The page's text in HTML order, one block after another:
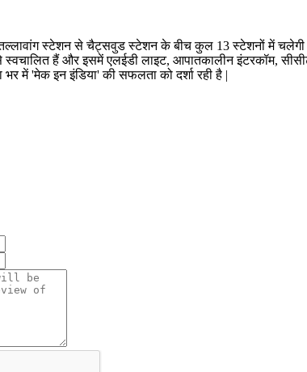
स्टेशन से चैट्सवुड स्टेशन के बीच कुल 13 स्टेशनों में
स्वचालित हैं और इसमें एलईडी लाइट, आपातकालीन इंटरकॉम,
भर में 'मेक इन इंडिया' की सफलता को दर्शा रही है |